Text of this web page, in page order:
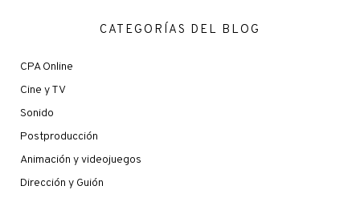
CATEGORÍAS DEL BLOG
CPA Online
Cine y TV
Sonido
Postproducción
Animación y videojuegos
Dirección y Guión